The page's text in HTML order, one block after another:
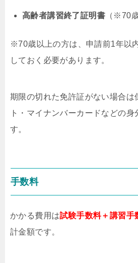
高齢者講習終了証明書 （※70
※70歳以上の方は、申請前1年以
しておく必要があります。
期限の切れた免許証がない場合は
ト・マイナンバーカードなどの
す。
手数料
かかる費用は試験手数料＋講習手
計金額です。